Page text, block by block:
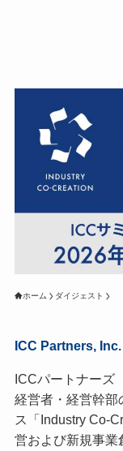
ホーム ダイジェスト
ICC Partners, Inc.
ICCパートナーズ
経営者・経営幹部
ス「Industry Co-
営および新規事業